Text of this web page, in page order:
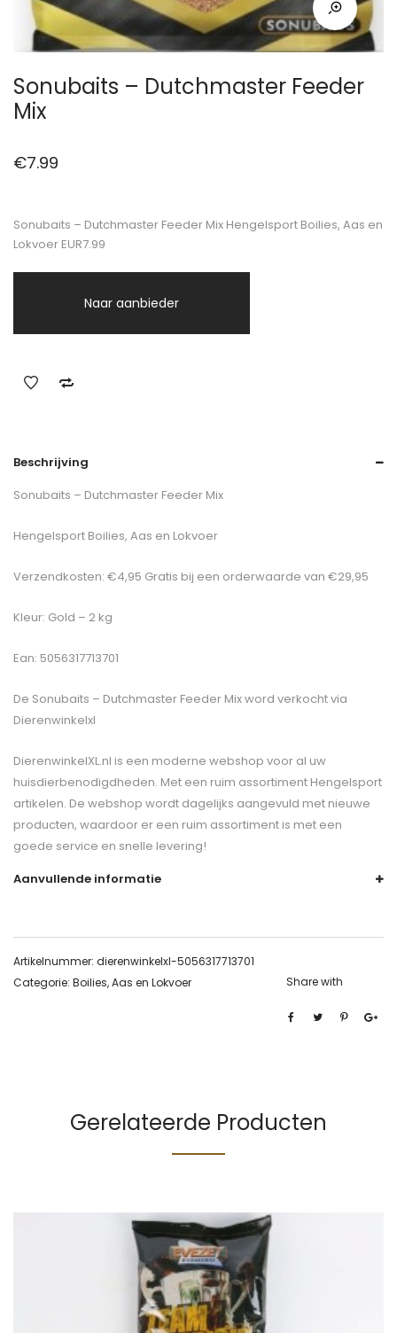
Sonubaits – Dutchmaster Feeder
Mix
€7.99
Sonubaits – Dutchmaster Feeder Mix Hengelsport Boilies, Aas en
Lokvoer EUR7.99
Naar aanbieder
Beschrijving
Sonubaits – Dutchmaster Feeder Mix
Hengelsport Boilies, Aas en Lokvoer
Verzendkosten: €4,95 Gratis bij een orderwaarde van €29,95
Kleur: Gold – 2 kg
Ean: 5056317713701
De Sonubaits – Dutchmaster Feeder Mixword verkocht via
Dierenwinkelxl
DierenwinkelXL.nl is een moderne webshop voor al uw
huisdierbenodigdheden. Met een ruim assortiment Hengelsport
artikelen. De webshop wordt dagelijks aangevuld met nieuwe
producten, waardoor er een ruim assortiment is met een
goede service en snelle levering!
Aanvullende informatie
Artikelnummer: dierenwinkelxl-5056317713701
Categorie: Boilies, Aas en Lokvoer Share with
Gerelateerde Producten